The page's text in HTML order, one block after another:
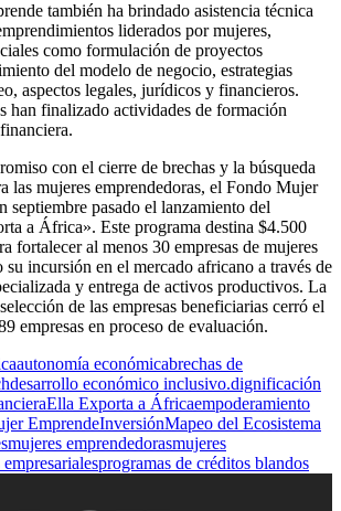
también ha brindado asistencia técnica
liderados por mujeres,
como formulación de proyectos
del modelo de negocio, estrategias
aspectos legales, jurídicos y financieros.
han finalizado actividades de formación
con el cierre de brechas y la búsqueda
las mujeres emprendedoras, el Fondo Mujer
septiembre pasado el lanzamiento del
a África». Este programa destina $4.500
fortalecer al menos 30 empresas de mujeres
incursión en el mercado africano a través de
y entrega de activos productivos. La
de las empresas beneficiarias cerró el
empresas en proceso de evaluación.
autonomía económicabrechas de
desarrollo económico inclusivo.dignificación
Ella Exporta a Áfricaempoderamiento
EmprendeInversiónMapeo del Ecosistema
mujeres emprendedorasmujeres
programas de créditos blandos